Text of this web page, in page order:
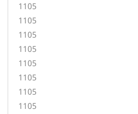
1105
1105
1105
1105
1105
1105
1105
1105